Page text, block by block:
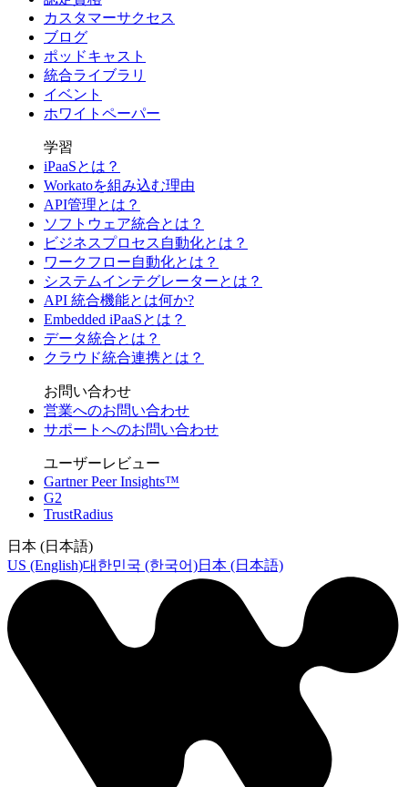
カスタマーサクセス
ブログ
ポッドキャスト
統合ライブラリ
イベント
ホワイトペーパー
学習
iPaaSとは？
Workatoを組み込む理由
API管理とは？
ソフトウェア統合とは？
ビジネスプロセス自動化とは？
ワークフロー自動化とは？
システムインテグレーターとは？
API 統合機能とは何か?
Embedded iPaaSとは？
データ統合とは？
クラウド統合連携とは？
お問い合わせ
営業へのお問い合わせ
サポートへのお問い合わせ
ユーザーレビュー
Gartner Peer Insights™
G2
TrustRadius
日本 (日本語)
US (English)대한민국 (한국어)日本 (日本語)